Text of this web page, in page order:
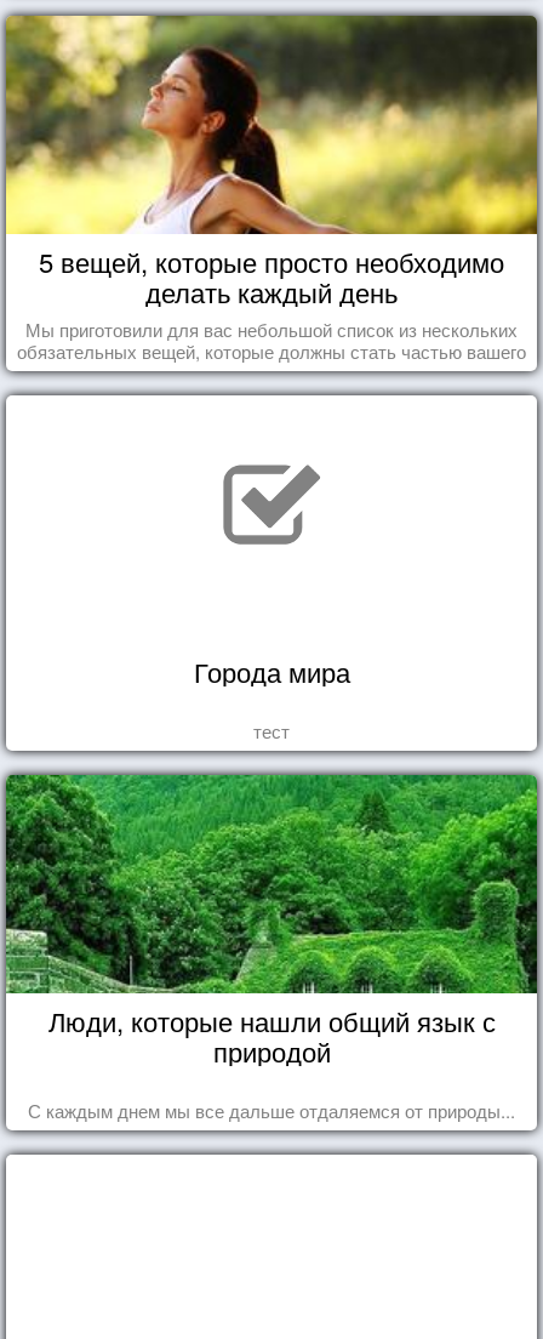
5 вещей, которые просто необходимо
делать каждый день
Мы приготовили для вас небольшой список из нескольких
обязательных вещей, которые должны стать частью вашего
дня.
Города мира
тест
Люди, которые нашли общий язык с
природой
С каждым днем мы все дальше отдаляемся от природы...